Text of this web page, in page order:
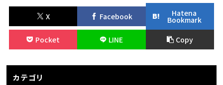
X Facebook Hatena
Bookmark
Pocket
LINE Copy
カテゴリ